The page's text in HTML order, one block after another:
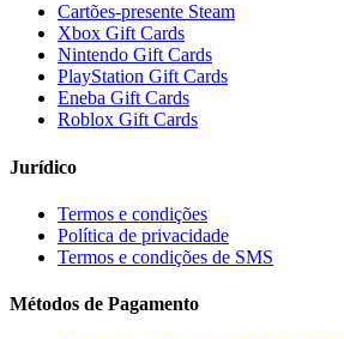
Cartões-presente Steam
Xbox Gift Cards
Nintendo Gift Cards
PlayStation Gift Cards
Eneba Gift Cards
Roblox Gift Cards
Jurídico
Termos e condições
Política de privacidade
Termos e condições de SMS
Métodos de Pagamento